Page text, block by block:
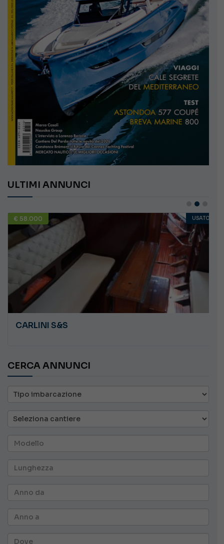
ULTIMI ANNUNCI
€ 58.000 USATO
CARLINI S&S
CERCA ANNUNCI